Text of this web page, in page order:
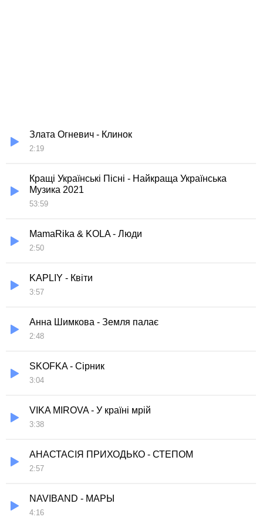
Злата Огневич - Клинок
2:19
Кращі Українські Пісні - Найкраща Українська
Музика 2021
53:59
MamaRika & KOLA - Люди
2:50
KAPLIY - Квіти
3:57
Анна Шимкова - Земля палає
2:48
SKOFKA - Сірник
3:04
VIKA MIROVA - У країні мрій
3:38
AНАСТАСІЯ ПРИХОДЬКО - СТЕПОМ
2:57
NAVIBAND - МАРЫ
4:16